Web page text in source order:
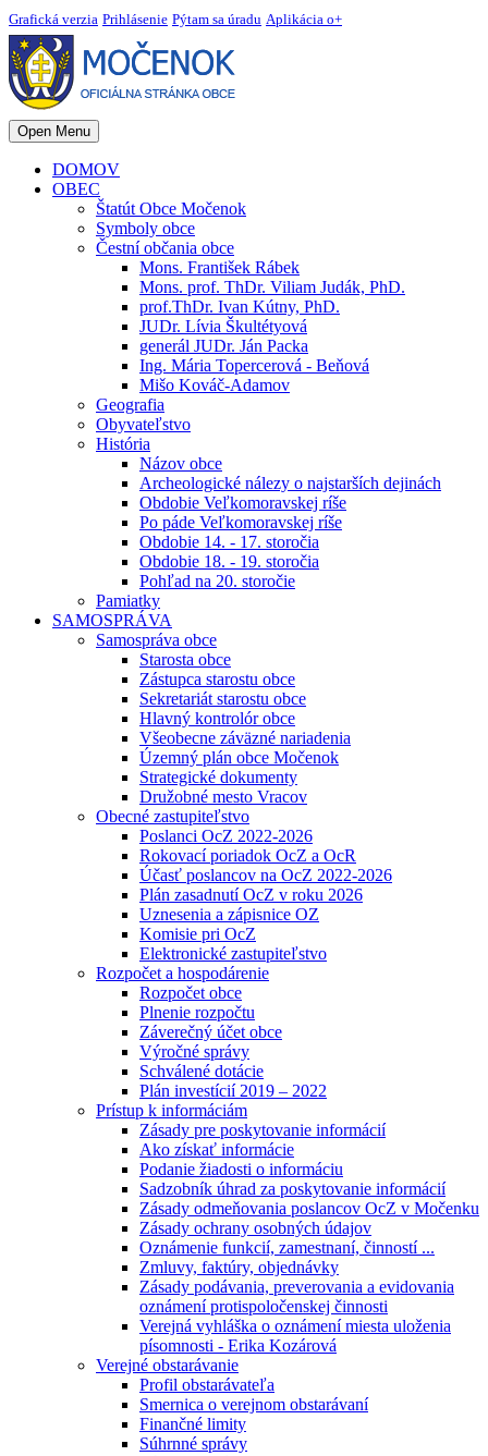
Grafická verzia Prihlásenie Pýtam sa úradu Aplikácia o+
Open Menu
DOMOV
OBEC
Štatút Obce Močenok
Symboly obce
Čestní občania obce
Mons. František Rábek
Mons. prof. ThDr. Viliam Judák, PhD.
prof.ThDr. Ivan Kútny, PhD.
JUDr. Lívia Škultétyová
generál JUDr. Ján Packa
Ing. Mária Topercerová - Beňová
Mišo Kováč-Adamov
Geografia
Obyvateľstvo
História
Názov obce
Archeologické nálezy o najstarších dejinách
Obdobie Veľkomoravskej ríše
Po páde Veľkomoravskej ríše
Obdobie 14. - 17. storočia
Obdobie 18. - 19. storočia
Pohľad na 20. storočie
Pamiatky
SAMOSPRÁVA
Samospráva obce
Starosta obce
Zástupca starostu obce
Sekretariát starostu obce
Hlavný kontrolór obce
Všeobecne záväzné nariadenia
Územný plán obce Močenok
Strategické dokumenty
Družobné mesto Vracov
Obecné zastupiteľstvo
Poslanci OcZ 2022-2026
Rokovací poriadok OcZ a OcR
Účasť poslancov na OcZ 2022-2026
Plán zasadnutí OcZ v roku 2026
Uznesenia a zápisnice OZ
Komisie pri OcZ
Elektronické zastupiteľstvo
Rozpočet a hospodárenie
Rozpočet obce
Plnenie rozpočtu
Záverečný účet obce
Výročné správy
Schválené dotácie
Plán investícií 2019 – 2022
Prístup k informáciám
Zásady pre poskytovanie informácií
Ako získať informácie
Podanie žiadosti o informáciu
Sadzobník úhrad za poskytovanie informácií
Zásady odmeňovania poslancov OcZ v Močenku
Zásady ochrany osobných údajov
Oznámenie funkcií, zamestnaní, činností ...
Zmluvy, faktúry, objednávky
Zásady podávania, preverovania a evidovania
oznámení protispoločenskej činnosti
Verejná vyhláška o oznámení miesta uloženia
písomnosti - Erika Kozárová
Verejné obstarávanie
Profil obstarávateľa
Smernica o verejnom obstarávaní
Finančné limity
Súhrnné správy